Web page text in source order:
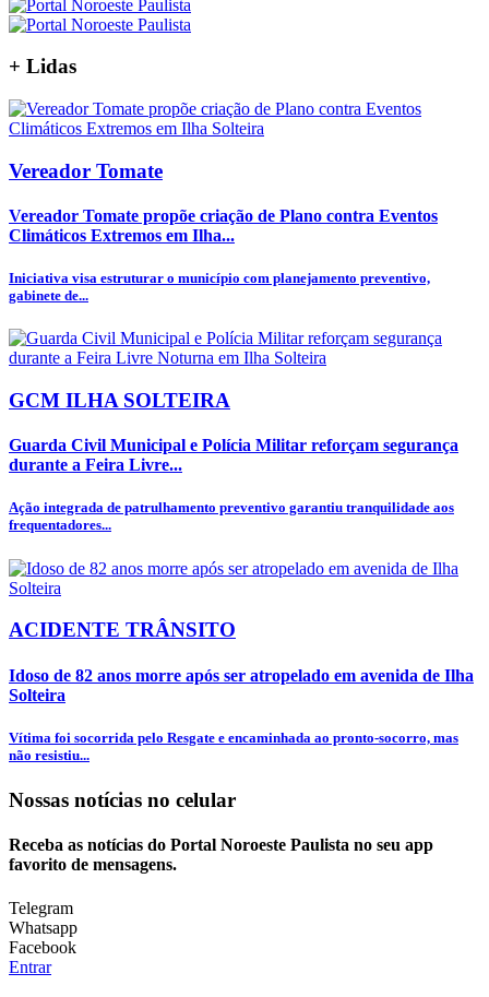
+ Lidas
Vereador Tomate
Vereador Tomate propõe criação de Plano contra Eventos
Climáticos Extremos em Ilha...
Iniciativa visa estruturar o município com planejamento preventivo,
gabinete de...
GCM ILHA SOLTEIRA
Guarda Civil Municipal e Polícia Militar reforçam segurança
durante a Feira Livre...
Ação integrada de patrulhamento preventivo garantiu tranquilidade aos
frequentadores...
ACIDENTE TRÂNSITO
Idoso de 82 anos morre após ser atropelado em avenida de Ilha
Solteira
Vítima foi socorrida pelo Resgate e encaminhada ao pronto-socorro, mas
não resistiu...
Nossas notícias no celular
Receba as notícias do Portal Noroeste Paulista no seu app
favorito de mensagens.
Telegram
Whatsapp
Facebook
Entrar